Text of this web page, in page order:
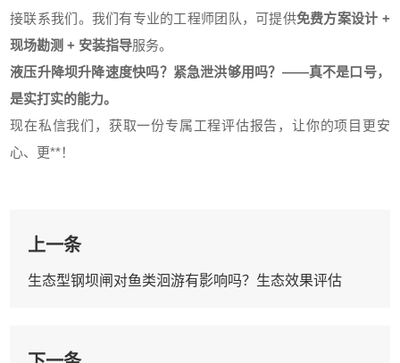
接联系我们。我们有专业的工程师团队，可提供免费方案设计 +
现场勘测 + 安装指导服务。
液压升降坝升降速度快吗？紧急泄洪够用吗？——真不是口号，
是实打实的能力。
现在私信我们，获取一份专属工程评估报告，让你的项目更安
心、更**！
上一条
生态型钢坝闸对鱼类洄游有影响吗？生态效果评估